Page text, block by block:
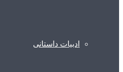
ادبیات داستانی